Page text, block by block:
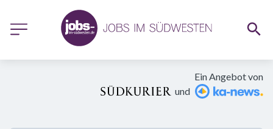
Ein Angebot von
und